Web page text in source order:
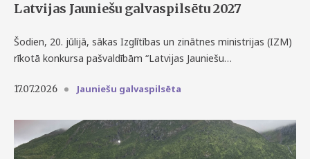
Latvijas Jauniešu galvaspilsētu 2027
Šodien, 20. jūlijā, sākas Izglītības un zinātnes ministrijas (IZM)
rīkotā konkursa pašvaldībām “Latvijas Jauniešu…
17.07.2026 Jauniešu galvaspilsēta